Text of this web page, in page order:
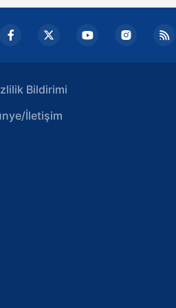
Bildirimi
İletişim